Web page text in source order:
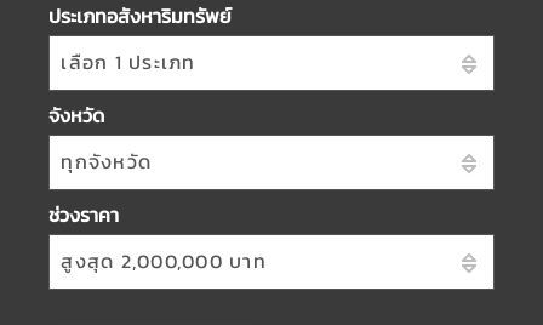
ประเภทอสังหาริมทรัพย์
เลือก 1 ประเภท
จังหวัด
ทุกจังหวัด
ช่วงราคา
สูงสุด 2,000,000 บาท